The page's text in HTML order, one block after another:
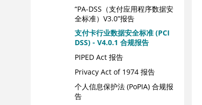
“PA-DSS（支付应用程序数据安
全标准）V3.0”报告
支付卡行业数据安全标准 (PCI
DSS) - V4.0.1 合规报告
PIPED Act 报告
Privacy Act of 1974 报告
个人信息保护法 (PoPIA) 合规报
告